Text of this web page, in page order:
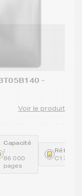
-
Voir le produit
Capacité
:
86 000
pages